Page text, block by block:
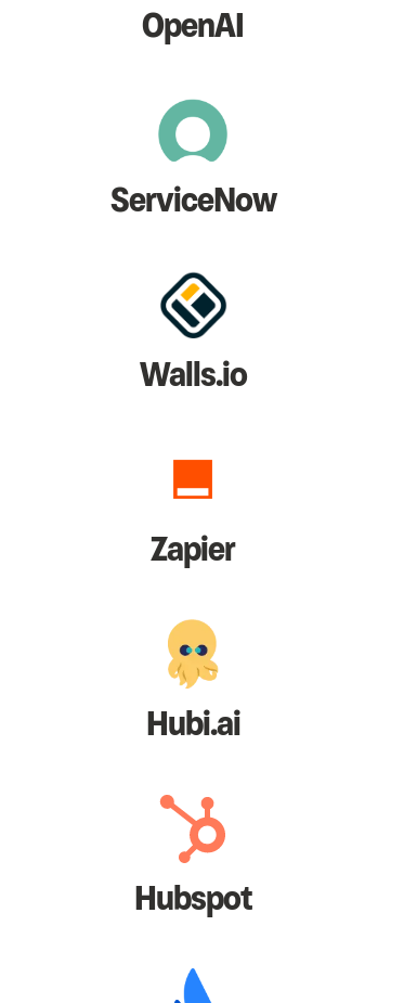
OpenAI
ServiceNow
Walls.io
Zapier
Hubi.ai
Hubspot